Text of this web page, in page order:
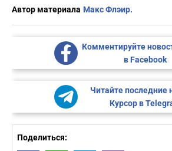
Автор материала Макс Флэир.
Комментируйте
в Facebook
Читайте последние
Курсор в
Поделиться: